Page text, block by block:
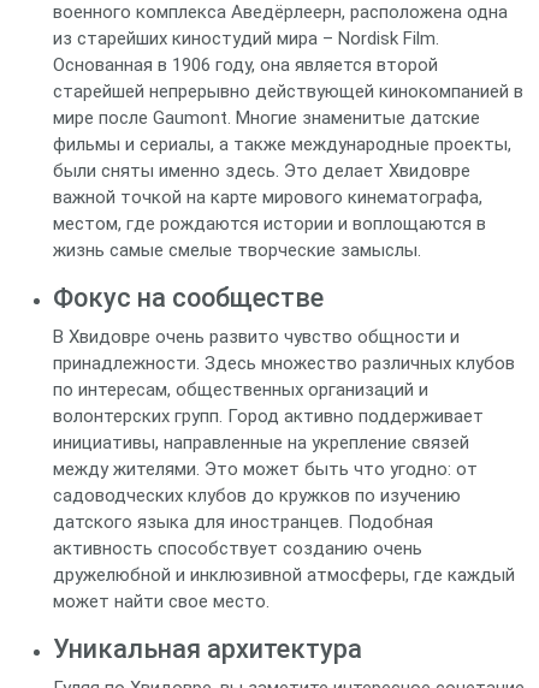
военного комплекса Аведёрлеерн, расположена одна
из старейших киностудий мира – Nordisk Film.
Основанная в 1906 году, она является второй
старейшей непрерывно действующей кинокомпанией в
мире после Gaumont. Многие знаменитые датские
фильмы и сериалы, а также международные проекты,
были сняты именно здесь. Это делает Хвидовре
важной точкой на карте мирового кинематографа,
местом, где рождаются истории и воплощаются в
жизнь самые смелые творческие замыслы.
Фокус на сообществе
В Хвидовре очень развито чувство общности и
принадлежности. Здесь множество различных клубов
по интересам, общественных организаций и
волонтерских групп. Город активно поддерживает
инициативы, направленные на укрепление связей
между жителями. Это может быть что угодно: от
садоводческих клубов до кружков по изучению
датского языка для иностранцев. Подобная
активность способствует созданию очень
дружелюбной и инклюзивной атмосферы, где каждый
может найти свое место.
Уникальная архитектура